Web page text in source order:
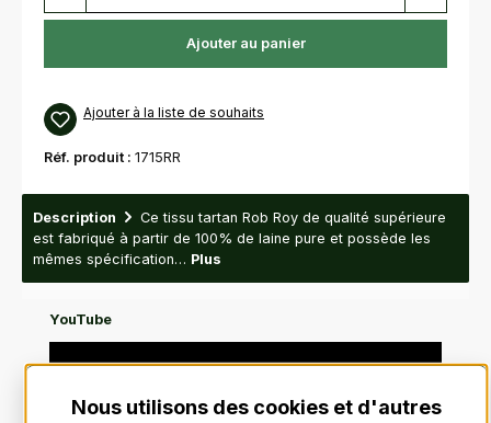
Ajouter au panier
Ajouter à la liste de souhaits
Réf. produit : 1715RR
Description
Ce tissu tartan Rob Roy de qualité supérieure
est fabriqué à partir de 100% de laine pure et possède les
mêmes spécification… Plus
Videos
YouTube
Nous utilisons des cookies et d'autres